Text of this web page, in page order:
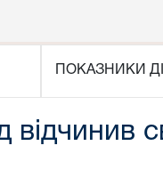
ПОКАЗНИКИ